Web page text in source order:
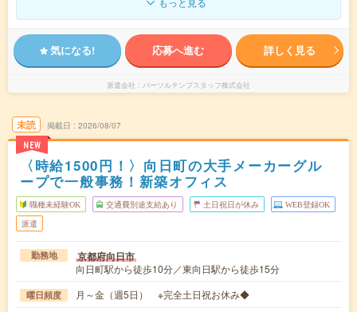
気になる! 応募へ進む 詳しく見る
派遣会社 パーソルテンプスタッフ株式会社
未読
NEW
掲載日 2026/08/07
〈時給1500円！〉向日町の大手メーカーグル
ープで一般事務！新築オフィス
職種未経験OK 交通費別途支給あり 土日祝日が休み WEB登録OK
派遣
勤務地 京都府向日市
向日町駅から徒歩10分／東向日駅から徒歩15分
曜日頻度 月～金（週5日） ※完全土日祝お休み◆